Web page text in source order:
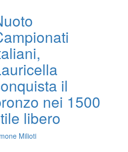
il
nei 1500
libero
Milioti